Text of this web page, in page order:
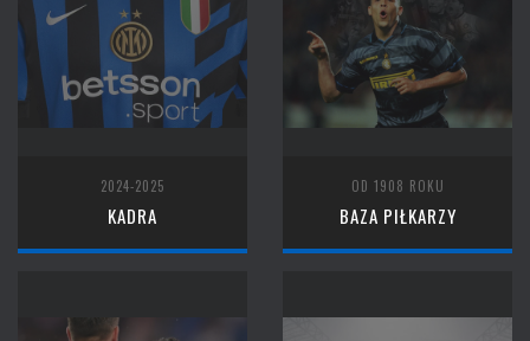
2024-2025
KADRA
OD 1908 ROKU
BAZA PIŁKARZY